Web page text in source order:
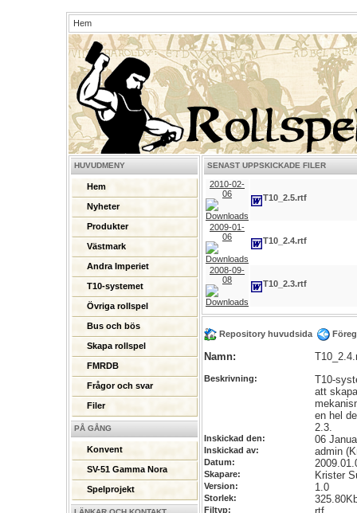
Hem
HUVUDMENY
Hem
Nyheter
Produkter
Västmark
Andra Imperiet
T10-systemet
Övriga rollspel
Bus och bös
Skapa rollspel
FMRDB
Frågor och svar
Filer
PÅ GÅNG
Konvent
SV-51 Gamma Nora
Spelprojekt
SENAST UPPSKICKADE FILER
2010-02-
06
T10_2.5.rtf
2009-01-
06
T10_2.4.rtf
2008-09-
08
T10_2.3.rtf
Repository huvudsida
Namn:
Beskrivning:
T10-
att
en hel
2.3.
Inskickad den: 06
Inskickad av: admin
Datum:
Skapare: Krister
Version: 1.0
Storlek:
Filtyp: